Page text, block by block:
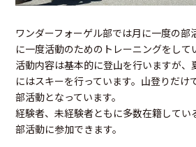
ワンダーフォーゲル部では月に一度の部
に一度活動のためのトレーニングをして
活動内容は基本的に登山を行いますが、
にはスキーを行っています。山登りだけ
部活動となっています。
経験者、未経験者ともに多数在籍してい
部活動に参加できます。